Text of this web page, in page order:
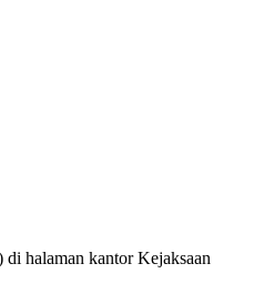
halaman kantor Kejaksaan